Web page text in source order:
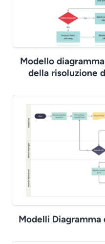
Modello
della risoluzione
Modelli Diagramma